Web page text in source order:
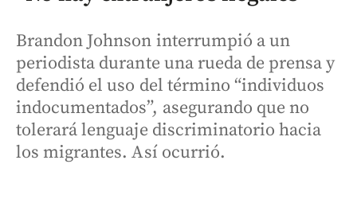
Brandon Johnson interrumpió a un
periodista durante una rueda de prensa y
defendió el uso del término “individuos
indocumentados”, asegurando que no
tolerará lenguaje discriminatorio hacia
los migrantes. Así ocurrió.